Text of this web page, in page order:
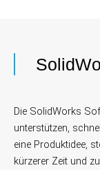
Die SolidWorks
unterstützen,
eine Produktidee,
kürzerer Zeit und